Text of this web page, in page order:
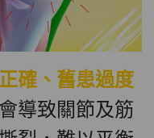
確、舊患過度
會導致關節及筋